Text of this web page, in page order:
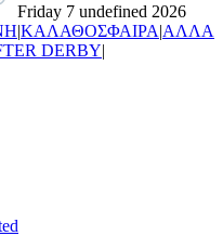
Friday 7 undefined 2026
|ΚΑΛΑΘΟΣΦΑΙΡΑ|ΑΛΛΑ
DERBY|